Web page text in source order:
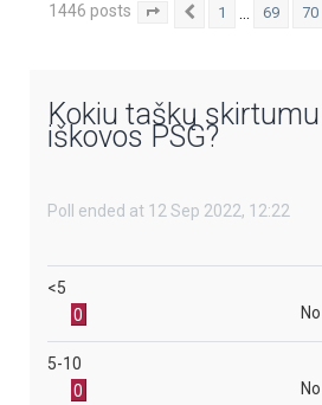
1446 posts Page of73
Previous
1 69 70
Kokiu taškų
iškovos PSG?
Poll ended at 12 Sep 2022, 12:22
<5
0
5-10
0